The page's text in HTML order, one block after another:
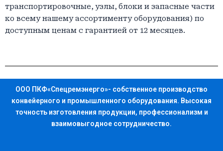
транспортировочные, узлы, блоки и запасные части
ко всему нашему ассортименту оборудования) по
доступным ценам с гарантией от 12 месяцев.
ООО ПКФ«Спецремэнерго»- собственное производство
конвейерного и промышленного оборудования. Высокая
точность изготовления продукции, профессионализм и
взаимовыгодное сотрудничество.